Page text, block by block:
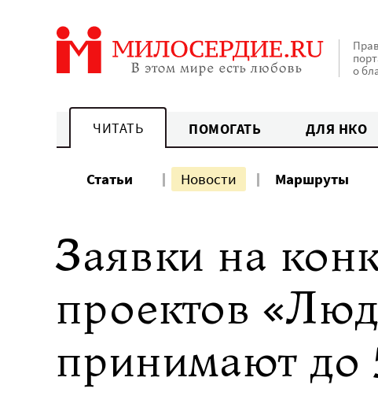
о
ЧИТАТЬ ПОМОГАТЬ ДЛЯ НКО
Статьи Новости Маршруты
Заявки на
проектов
принимают до